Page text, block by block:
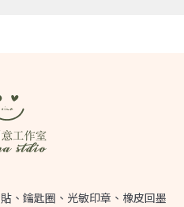
、鑰匙圈、光敏印章、橡皮回墨